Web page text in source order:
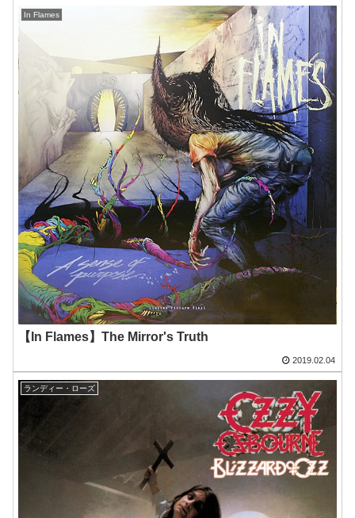
In Flames
【In Flames】The Mirror's Truth
2019.02.04
ランディー・ローズ